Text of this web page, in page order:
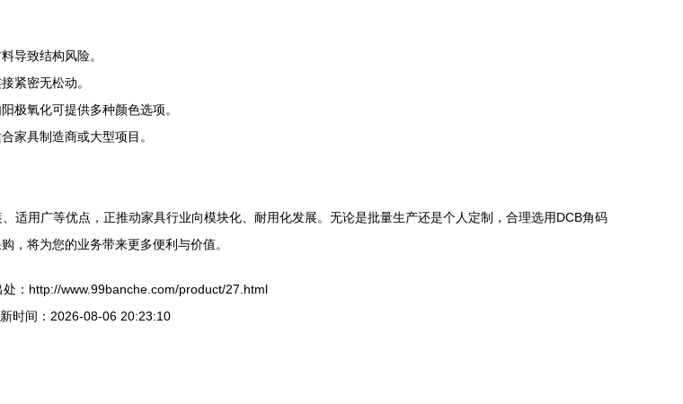
导致结构风险。
紧密无松动。
极氧化可提供多种颜色选项。
家具制造商或大型项目。
适用广等优点，正推动家具行业向模块化、耐用化发展。无论是批量生产还是个人定制，合理选用DCB角码
，将为您的业务带来更多便利与价值。
：http://www.99banche.com/product/27.html
时间：2026-08-06 20:23:10